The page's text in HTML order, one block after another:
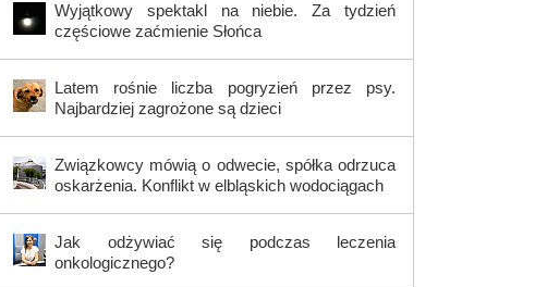
Wyjątkowy spektakl na niebie. Za tydzień
częściowe zaćmienie Słońca
Latem rośnie liczba pogryzień przez psy.
Najbardziej zagrożone są dzieci
Związkowcy mówią o odwecie, spółka odrzuca
oskarżenia. Konflikt w elbląskich wodociągach
Jak odżywiać się podczas leczenia
onkologicznego?